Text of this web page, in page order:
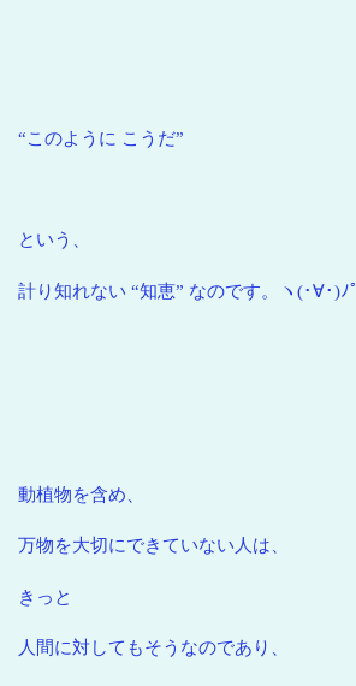
“このように こうだ”
という、
計り知れない “知恵” なのです。ヽ(･∀･)ﾉﾟ
動植物を含め、
万物を大切にできていない人は、
きっと
人間に対してもそうなのであり、